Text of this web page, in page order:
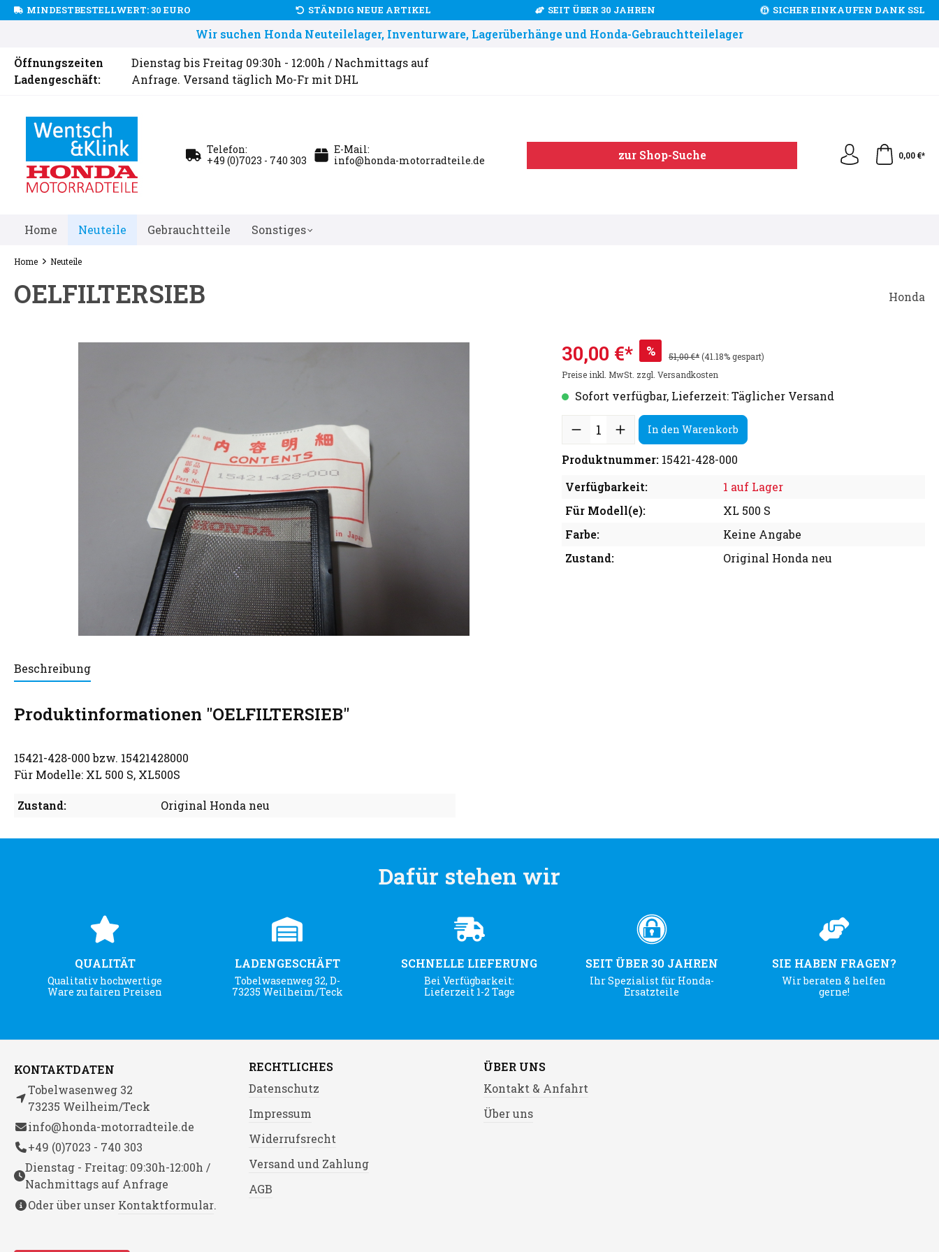
MINDESTBESTELLWERT: 30 EURO STÄNDIG NEUE ARTIKEL SEIT ÜBER 30 JAHREN SICHER EINKAUFEN DANK SSL
Wir suchen Honda Neuteilelager, Inventurware, Lagerüberhänge und Honda-Gebrauchtteilelager
Öffnungszeiten
Ladengeschäft:
Dienstag bis Freitag 09:30h - 12:00h / Nachmittags auf
Anfrage. Versand täglich Mo-Fr mit DHL
Telefon:
+49 (0)7023 - 740 303
E-Mail:
info@honda-motorradteile.de
zur Shop-Suche 0,00 €*
Home Neuteile Gebrauchtteile Sonstiges
Home Neuteile
OELFILTERSIEB Honda
30,00 €* % 51,00 €*(41.18% gespart)
Preise inkl. MwSt. zzgl. Versandkosten
Sofort verfügbar, Lieferzeit: Täglicher Versand
In den Warenkorb
Produktnummer: 15421-428-000
Verfügbarkeit:
1 auf Lager
Für Modell(e):
XL 500 S
Farbe:
Keine Angabe
Zustand:
Original Honda neu
Beschreibung
Produktinformationen "OELFILTERSIEB"
15421-428-000 bzw. 15421428000
Für Modelle: XL 500 S, XL500S
Zustand: Original Honda neu
Dafür stehen wir
QUALITÄT
Qualitativ hochwertige
Ware zu fairen Preisen
LADENGESCHÄFT
Tobelwasenweg 32, D-
73235 Weilheim/Teck
SCHNELLE LIEFERUNG
Bei Verfügbarkeit:
Lieferzeit 1-2 Tage
SEIT ÜBER 30 JAHREN
Ihr Spezialist für Honda-
Ersatzteile
SIE HABEN FRAGEN?
Wir beraten & helfen
gerne!
KONTAKTDATEN
Tobelwasenweg 32
73235 Weilheim/Teck
info@honda-motorradteile.de
+49 (0)7023 - 740 303
Dienstag - Freitag: 09:30h-12:00h /
Nachmittags auf Anfrage
Oder über unser Kontaktformular.
RECHTLICHES
Datenschutz
Impressum
Widerrufsrecht
Versand und Zahlung
AGB
ÜBER UNS
Kontakt & Anfahrt
Über uns